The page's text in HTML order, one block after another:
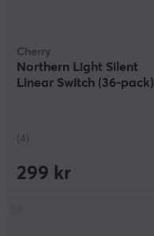
Cherry
Northern Light Silent
Linear Switch (36-pack)
(4)
299 kr